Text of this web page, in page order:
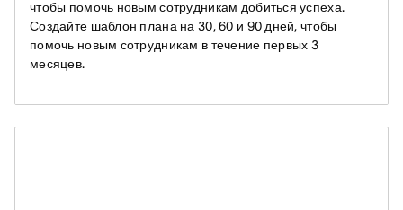
чтобы помочь новым сотрудникам добиться успеха.
Создайте шаблон плана на 30, 60 и 90 дней, чтобы
помочь новым сотрудникам в течение первых 3
месяцев.